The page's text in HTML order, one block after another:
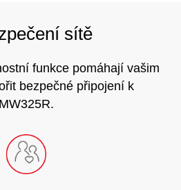
sítě
funkce pomáhají vašim
bezpečné připojení k
MW325R.